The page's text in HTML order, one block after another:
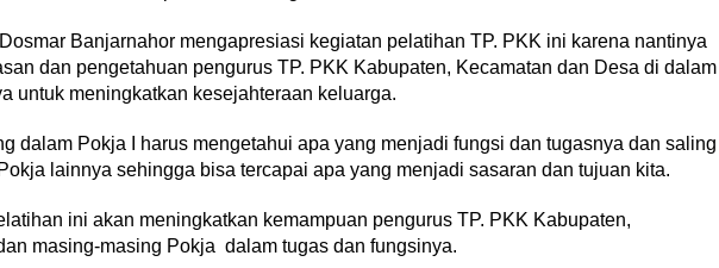
Banjarnahor mengapresiasi kegiatan pelatihan TP. PKK ini karena nantinya
dan pengetahuan pengurus TP. PKK Kabupaten, Kecamatan dan Desa di dalam
untuk meningkatkan kesejahteraan keluarga.
dalam Pokja I harus mengetahui apa yang menjadi fungsi dan tugasnya dan saling
lainnya sehingga bisa tercapai apa yang menjadi sasaran dan tujuan kita.
ini akan meningkatkan kemampuan pengurus TP. PKK Kabupaten,
masing-masing Pokja dalam tugas dan fungsinya.